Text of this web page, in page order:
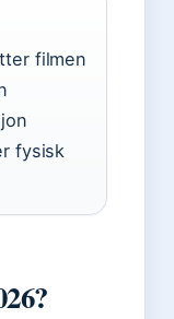
filmen
fysisk